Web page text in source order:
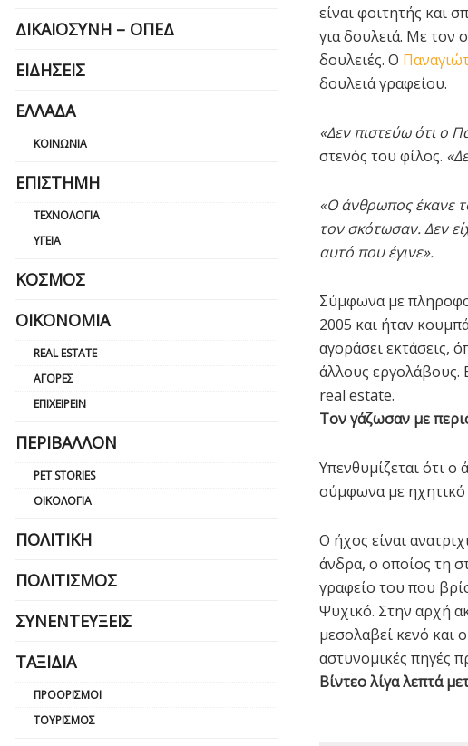
είναι φοιτητής και
για δουλειά. Με τον
δουλειές. Ο
δουλειά γραφείου.
«Δεν πιστεύω ότι ο
στενός του φίλος.
«Ο άνθρωπος έκανε
τον σκότωσαν. Δεν
αυτό που έγινε».
Σύμφωνα με
2005 και ήταν
αγοράσει εκτάσεις,
άλλους εργολάβους.
real estate.
Τον γάζωσαν με
Υπενθυμίζεται ότι
σύμφωνα με ηχητικό
Ο ήχος είναι
άνδρα, ο οποίος τη
γραφείο του που
Ψυχικό. Στην αρχή
μεσολαβεί κενό και
αστυνομικές πηγές
Βίντεο λίγα λεπτά
ΔΙΚΑΙΟΣΎΝΗ – ΟΠΕΔ
ΕΙΔΉΣΕΙΣ
ΕΛΛΆΔΑ
ΚΟΙΝΩΝΊΑ
ΕΠΙΣΤΉΜΗ
ΤΕΧΝΟΛΟΓΊΑ
ΥΓΕΊΑ
ΚΌΣΜΟΣ
ΟΙΚΟΝΟΜΊΑ
REAL ESTATE
ΑΓΟΡΈΣ
ΕΠΙΧΕΙΡΕΊΝ
ΠΕΡΙΒΆΛΛΟΝ
PET STORIES
ΟΙΚΟΛΟΓΊΑ
ΠΟΛΙΤΙΚΉ
ΠΟΛΙΤΙΣΜΌΣ
ΣΥΝΕΝΤΕΎΞΕΙΣ
ΤΑΞΊΔΙΑ
ΠΡΟΟΡΙΣΜΟΊ
ΤΟΥΡΙΣΜΌΣ